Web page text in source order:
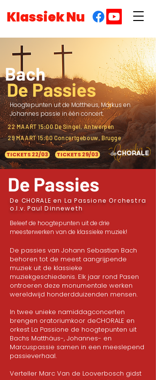
Bach
De Passies
Hoogtepunten uit de Mattheus, Markus en
Johannes passie in één concert.
22 MAART 15:00 De Singel, Antwerpen
29 MAART 15:00 Concertgebouw, Brugge
TICKETS 22/03 TICKETS 29/03
De Passies
De CHORALE en La Passione Orchestra
o.l.v. Paul Dinneweth
Beleef de hoogtepunten uit de drie
meesterwerken van de klassieke muziek!
De passies van Johann Sebastian Bach
behoren tot de meest aangrijpende
muziek uit de klassieke
muziekgeschiedenis. Elk jaar rond Pasen
ontroeren deze monumentale werken
wereldwijd honderdduizenden mensen.
In twee unieke namiddagconcerten
brengen oratoriumkoor deCHORALE en
orkest La Passione de hoogtepunten uit
Bachs Matthäus-, Johannes- en
Marcuspassie samen in een meeslepend
passieverhaal.
Verteller Marc Van de Looverbosch gidst
Klassiek Nu